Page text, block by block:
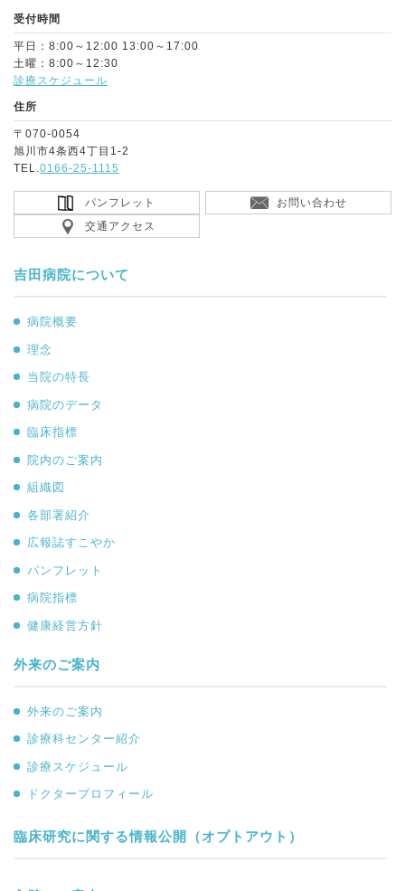
受付時間
平日：8:00～12:00 13:00～17:00
土曜：8:00～12:30
診療スケジュール
住所
〒070-0054
旭川市4条西4丁目1-2
TEL.0166-25-1115
パンフレット
お問い合わせ
交通アクセス
吉田病院について
病院概要
理念
当院の特長
病院のデータ
臨床指標
院内のご案内
組織図
各部署紹介
広報誌すこやか
パンフレット
病院指標
健康経営方針
外来のご案内
外来のご案内
診療科センター紹介
診療スケジュール
ドクタープロフィール
臨床研究に関する情報公開（オプトアウト）